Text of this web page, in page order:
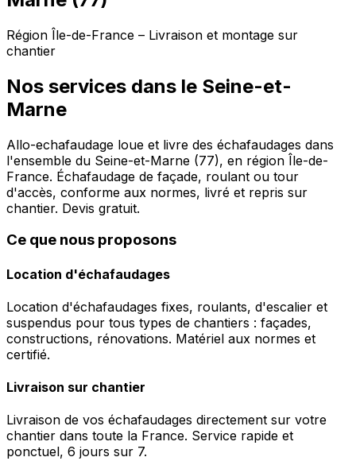
Région Île-de-France – Livraison et montage sur
chantier
Nos services dans le Seine-et-
Marne
Allo-echafaudage loue et livre des échafaudages dans
l'ensemble du Seine-et-Marne (77), en région Île-de-
France. Échafaudage de façade, roulant ou tour
d'accès, conforme aux normes, livré et repris sur
chantier. Devis gratuit.
Ce que nous proposons
Location d'échafaudages
Location d'échafaudages fixes, roulants, d'escalier et
suspendus pour tous types de chantiers : façades,
constructions, rénovations. Matériel aux normes et
certifié.
Livraison sur chantier
Livraison de vos échafaudages directement sur votre
chantier dans toute la France. Service rapide et
ponctuel, 6 jours sur 7.